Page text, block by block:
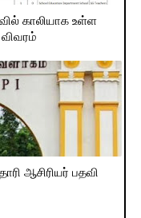
காலியாக உள்ள
ஆசிரியர் பதவி